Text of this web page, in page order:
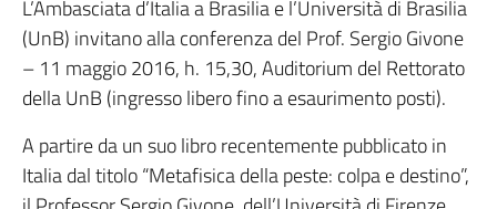
L’Ambasciata d’Italia a Brasilia e l’Università di Brasilia
(UnB) invitano alla conferenza del Prof. Sergio Givone
– 11 maggio 2016, h. 15,30, Auditorium del Rettorato
della UnB (ingresso libero fino a esaurimento posti).
A partire da un suo libro recentemente pubblicato in
Italia dal titolo “Metafisica della peste: colpa e destino”,